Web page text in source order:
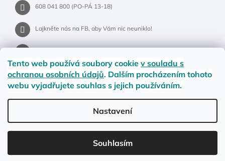
Tento web používá soubory cookie v souladu s
ochranou osobních údajů. Dalším procházením tohoto
webu vyjadřujete souhlas s jejich používáním.
Nastavení
Souhlasím
LETNÍ DOPRAVA ZDARMA pro objednávky nad 900,- na pobočky
608 041 800 (PO-PÁ 13-18)
Lajkněte nás na FB, aby Vám nic neuniklo!
Jak na vrácení nebo reklamaci?
Obchodní podmínky Ochrana osobních údajů